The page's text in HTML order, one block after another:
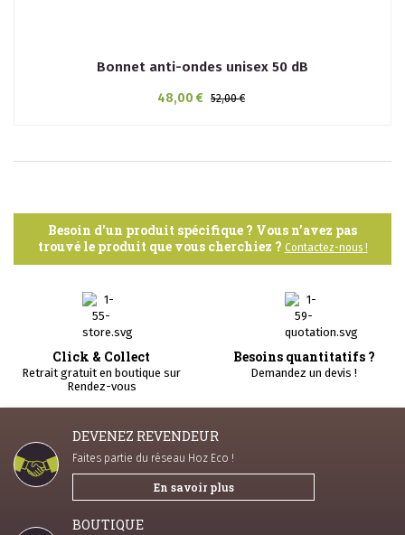
Bonnet anti-ondes unisex 50 dB
48,00 € 52,00 €
Besoin d'un produit spécifique ? Vous n’avez pas
trouvé le produit que vous cherchiez ? Contactez-nous !
Click & Collect
Retrait gratuit en boutique sur
Rendez-vous
Besoins quantitatifs ?
Demandez un devis !
DEVENEZ REVENDEUR
Faites partie du réseau Hoz Eco !
En savoir plus
BOUTIQUE